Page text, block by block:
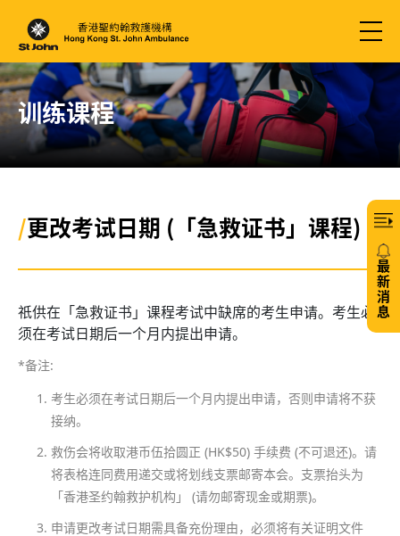
训练课程
/更改考试日期 (「急救证书」课程)
祇供在「急救证书」课程考试中缺席的考生申请。考生必
须在考试日期后一个月内提出申请。
*备注:
考生必须在考试日期后一个月内提出申请，否则申请将不获
接纳。
救伤会将收取港币伍拾圆正 (HK$50) 手续费 (不可退还)。请
将表格连同费用递交或将划线支票邮寄本会。支票抬头为
「香港圣约翰救护机构」 (请勿邮寄现金或期票)。
申请更改考试日期需具备充份理由，必须将有关证明文件
最
新
消
息